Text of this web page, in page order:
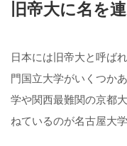
旧帝大に名を
日本には旧帝大と呼ば
門国立大学がいくつか
学や関西最難関の京都
ねているのが名古屋大学